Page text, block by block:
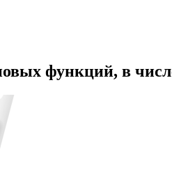
функций, в